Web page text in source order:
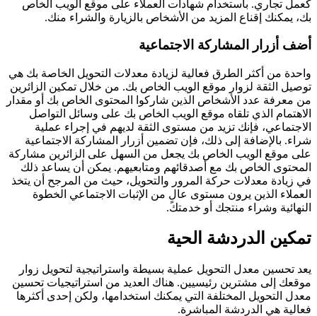
كعمل تجاري. باستخدام شهادات العملاء على موقع الويب الخاص
بك، يمكنك إقناع المزيد من الأشخاص بالزيارة والشراء منك.
أضف أزرار المشاركة الاجتماعية
واحدة من أكثر الطرق فعالية لزيادة معدلات التحويل الخاصة بك هي
توصيل الثقة لزوار موقع الويب الخاص بك. من خلال تمكين الزائرين
من معرفة عدد الأشخاص الذين شاركوا المحتوى الخاص بك أو مقدار
الاهتمام الذي تلقاه موقع الويب الخاص بك على وسائل التواصل
الاجتماعي، فإنك تزيد من مستوى الثقة لديهم في إجراء عملية
شراء. بالإضافة إلى ذلك، فإن تضمين أزرار المشاركة الاجتماعية
على موقع الويب الخاص بك يجعل من السهل على الزائرين مشاركة
المحتوى الخاص بك مع أصدقائهم ومتابعيهم. يمكن أن يساعد ذلك
في زيادة معدلات حركة المرور والتحويل، حيث من المرجح أن يتخذ
العملاء الذين يرون مستوى عالٍ من الإثبات الاجتماعي الخطوة
النهائية وشراء منتجك أو خدمتك.
تمكين الدردشة الحية
يعد تحسين معدل التحويل عملية بسيطة واستراتيجية لتحويل زوار
موقعك إلى مشترين رئيسيين. هناك العديد من استراتيجيات تحسين
معدل التحويل المختلفة التي يمكنك استخدامها، ولكن إحدى أكثرها
فعالية هي الدردشة المباشرة.